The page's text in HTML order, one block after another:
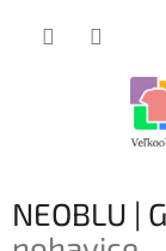
NEOBLU |